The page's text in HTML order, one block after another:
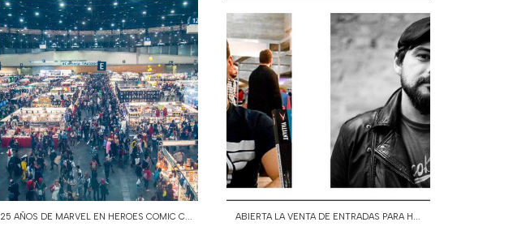
25 AÑOS DE MARVEL EN HEROES COMIC C... ABIERTA LA VENTA DE ENTRADAS PARA H...